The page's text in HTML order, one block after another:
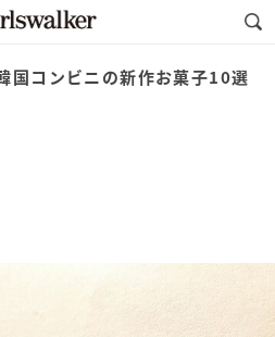
国コンビニの新作お菓子10選